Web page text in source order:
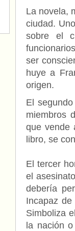
La novela,
ciudad. U
sobre el
ser
huye a
origen.
El
miembros
que vende
libro, se
El tercer
el
debería
Incapaz
Simboliza
la nación